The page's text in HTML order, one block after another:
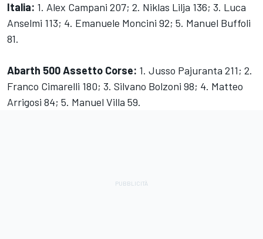
Italia: 1. Alex Campani 207; 2. Niklas Lilja 136; 3. Luca
Anselmi 113; 4. Emanuele Moncini 92; 5. Manuel Buffoli
81.
Abarth 500 Assetto Corse: 1. Jusso Pajuranta 211; 2.
Franco Cimarelli 180; 3. Silvano Bolzoni 98; 4. Matteo
Arrigosi 84; 5. Manuel Villa 59.